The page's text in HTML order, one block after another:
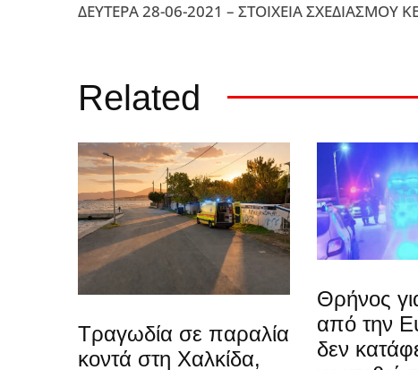
ΔΕΥΤΕΡΑ 28-06-2021 – ΣΤΟΙΧΕΙΑ
Related
Τραγωδία σε παραλία
κοντά στη Χαλκίδα,
Θρήνος
από την
δεν